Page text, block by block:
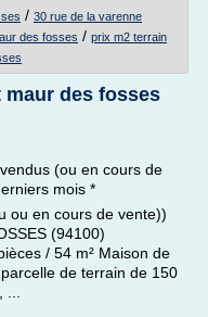
/ 30 rue de la varenne
des fosses / prix m2 terrain
maur des fosses
(ou en cours de
mois *
ou en cours de vente))
(94100)
/ 54 m² Maison de
de terrain de 150